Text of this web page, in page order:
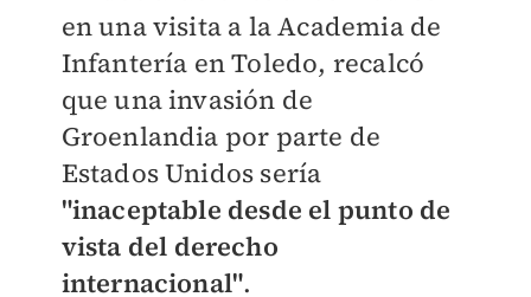
en una visita a la Academia de
Infantería en Toledo, recalcó
que una invasión de
Groenlandia por parte de
Estados Unidos sería
"inaceptable desde el punto de
vista del derecho
internacional".